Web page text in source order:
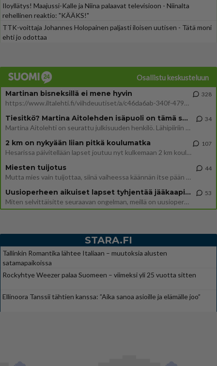
Iloyllätys! Maajussi-Kalle ja Niina palaavat televisioon - Niinalta
rehellinen reaktio: "KÄÄKS!"
TTK-voittaja Johannes Holopainen paljasti iloisen uutisen - Tätä moni
ehti jo odottaa
Osallistu keskusteluun
Martinan bisneksillä ei mene hyvin
https://www.iltalehti.fi/viihdeuutiset/a/c46da6ab-340f-4790-aaa7-0865eed2336 Yrityksen konkurssihakemus on tullut kärä
328
Tiesitkö? Martina Aitolehden isäpuoli on tämä suosittu laulaja
Martina Aitolehti on seurattu julkisuuden henkilö. Lähipiiriin mahtuu muitakin tunnettuja henkilöitä. Tiesitkö, että Ma
34
2 km on nykyään liian pitkä koulumatka
Hesarissa päivitellään lapset joutuu nyt kulkemaan 2 km kouluun jösses. Ruostefillarilla tuo matka menee vaikka miten äk
107
Miesten tuijotus
Mutta mies vain tuijottaa, siinä vaiheessa käännän itse pään pois. Mikä juttu? Yleensä jos joku tuijottaa tai katsoo, hä
44
Uusioperheen aikuiset lapset tyhjentää jääkaapin käydessään
Miten selvittäisitte seuraavan ongelman, meillä on uusioperhe, minulla teini-ikäiset lapset ja puolisolla aikuiset, jotk
53
STARA.FI
Tallinkin Romantika lähtee Italiaan – muutoksia alusten
satamapaikoissa
Rockyhtye Weezer palaa Suomeen – viimeksi yli 25 vuotta sitten
Ellinoora Tanssii tähtien kanssa: ”Aika sanoa asioille ja elämälle joo”